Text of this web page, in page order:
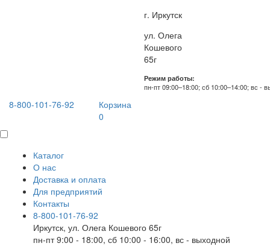
г. Иркутск
ул. Олега
Кошевого
65г
Режим работы:
пн-пт 09:00–18:00; сб 10:00–14:00; вс -
8-800-101-76-92
Корзина
0
Каталог
О нас
Доставка и оплата
Для предприятий
Контакты
8-800-101-76-92
Иркутск, ул. Олега Кошевого 65г
пн-пт 9:00 - 18:00, сб 10:00 - 16:00, вс - выходной